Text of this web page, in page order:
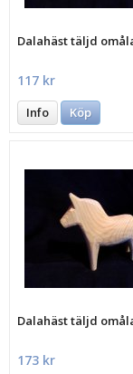
Dalahäst täljd
117 kr
Info Köp
Dalahäst täljd
173 kr